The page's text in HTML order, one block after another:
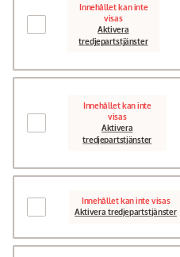
Innehållet kan inte
visas
Aktivera
tredjepartstjänster
Innehållet kan inte
visas
Aktivera
tredjepartstjänster
Innehållet kan inte visas
Aktivera tredjepartstjänster